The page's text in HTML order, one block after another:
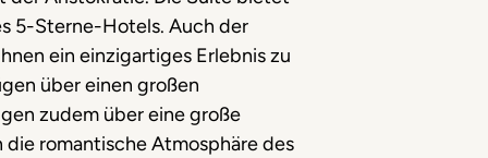
5-Sterne-Hotels. Auch der
ein einzigartiges Erlebnis zu
über einen großen
zudem über eine große
romantische Atmosphäre des